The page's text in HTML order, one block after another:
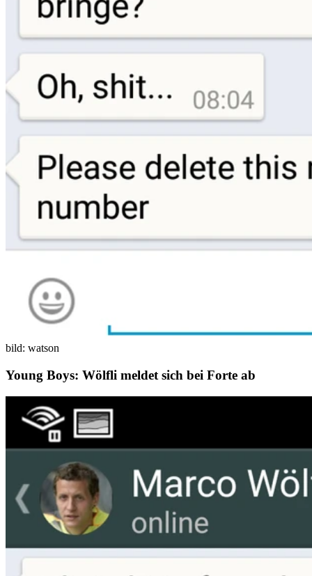
bild: watson
Young Boys: Wölfli meldet sich bei Forte ab